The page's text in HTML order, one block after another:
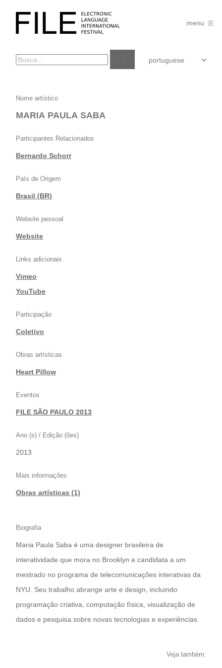
FILE
FESTIVAL
menu
MARIA
PAULA
Nome artístico
MARIA PAULA SABA
Participantes Relacionados
Bernardo Schorr
País de Origem
Brasil (BR)
Website pessoal
Website
Links adicionais
Vimeo
|YouTube
Participação
Coletivo
Obras artísticas
Heart Pillow
Eventos
FILE SÃO PAULO 2013
Ano (s) / Edição (ões)
2013
Mais informações
Obras artísticas (1)
Biografia
Maria Paula Saba é uma designer brasileira de
interatividade que mora no Brooklyn e candidata a um
mestrado no programa de telecomunicações interativas da
NYU. Seu trabalho abrange arte e design, incluindo
programação criativa, computação física, visualização de
dados e pesquisa sobre novas tecnologias e experiências.
Veja também: